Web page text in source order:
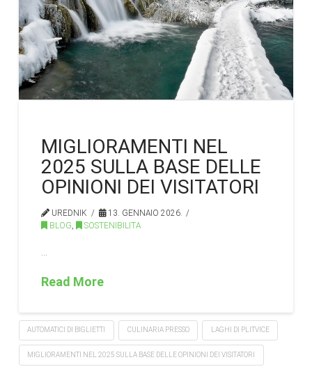
MIGLIORAMENTI NEL
2025 SULLA BASE DELLE
OPINIONI DEI VISITATORI
UREDNIK
13. GENNAIO 2026.
BLOG, SOSTENIBILITA
Read More
AUTOMATICI DI BIGLIETTI CULINARIA PRESSO LAGHI DI PLITVICE
MIGLIORAMENTI NEL 2025 SULLA BASE DELLE OPINIONI DEI VISITATORI